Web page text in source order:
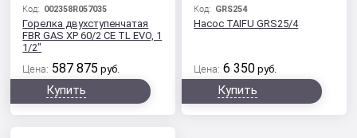
Код: 002358R057035
Горелка двухступенчатая
FBR GAS XP 60/2 CE TL EVO, 1
1/2"
Цена: 587 875 руб.
Купить
Код: GRS254
Насос TAIFU GRS25/4
Цена: 6 350 руб.
Купить